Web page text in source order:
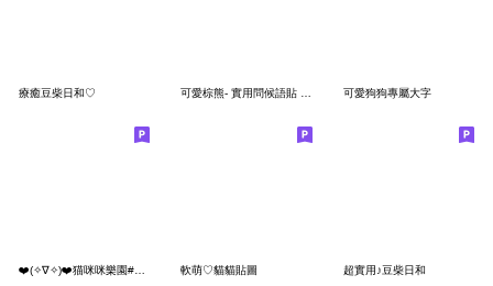
療癒豆柴日和♡ 可愛狗狗專屬大字
軟萌♡貓貓貼圖 超實用♪豆柴日和